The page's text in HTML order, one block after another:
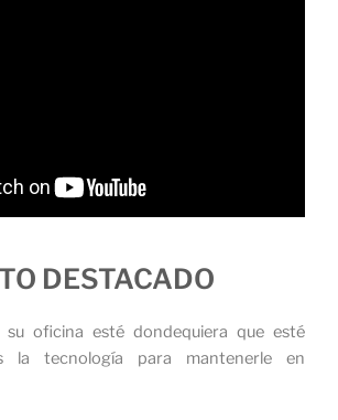
DESTACADO
su oficina esté dondequiera que esté
la tecnología para mantenerle en